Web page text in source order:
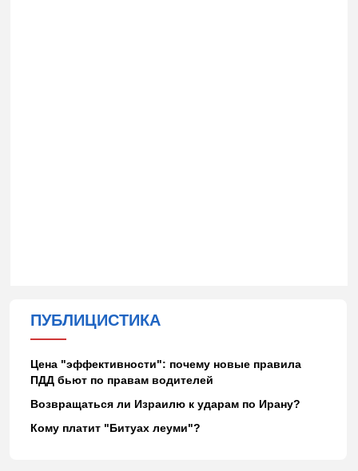
ПУБЛИЦИСТИКА
Цена "эффективности": почему новые правила
ПДД бьют по правам водителей
Возвращаться ли Израилю к ударам по Ирану?
Кому платит "Битуах леуми"?